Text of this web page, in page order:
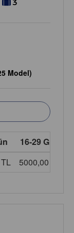
Model)
16-29 Gün
5000,00 TL